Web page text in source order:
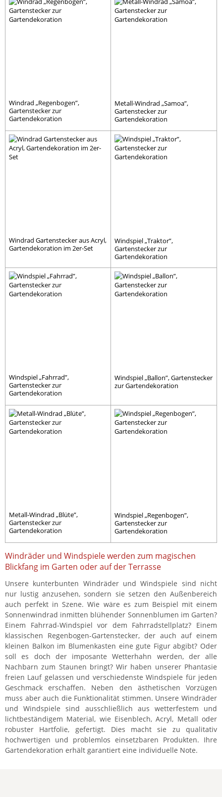
Windrad „Regenbogen”,
Gartenstecker zur
Gartendekoration
Metall-Windrad „Samoa”,
Gartenstecker zur
Gartendekoration
Windrad Gartenstecker aus Acryl,
Gartendekoration im 2er-Set
Windspiel „Traktor”,
Gartenstecker zur
Gartendekoration
Windspiel „Fahrrad”,
Gartenstecker zur
Gartendekoration
Windspiel „Ballon”, Gartenstecker
zur Gartendekoration
Metall-Windrad „Blüte”,
Gartenstecker zur
Gartendekoration
Windspiel „Regenbogen”,
Gartenstecker zur
Gartendekoration
Windräder und Windspiele werden zum magischen
Blickfang im Garten oder auf der Terrasse
Unsere kunterbunten Windräder und Windspiele sind nicht
nur lustig anzusehen, sondern sie setzen den Außenbereich
auch perfekt in Szene. Wie wäre es zum Beispiel mit einem
Sonnenwindrad inmitten blühender Sonnenblumen im Garten?
Einem Fahrrad-Windspiel vor dem Fahrradstellplatz? Einem
klassischen Regenbogen-Gartenstecker, der auch auf einem
kleinen Balkon im Blumenkasten eine gute Figur abgibt? Oder
soll es doch der imposante Wetterhahn werden, der alle
Nachbarn zum Staunen bringt? Wir haben unserer Phantasie
freien Lauf gelassen und verschiedenste Windspiele für jeden
Geschmack erschaffen. Neben den ästhetischen Vorzügen
muss aber auch die Funktionalität stimmen. Unsere Windräder
und Windspiele sind ausschließlich aus wetterfestem und
lichtbeständigem Material, wie Eisenblech, Acryl, Metall oder
robuster Hartfolie, gefertigt. Dies macht sie zu qualitativ
hochwertigen und problemlos einsetzbaren Produkten. Ihre
Gartendekoration erhält garantiert eine individuelle Note.